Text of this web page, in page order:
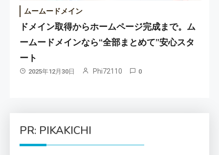
ムームードメイン
ドメイン取得からホームページ完成まで。ム
ームードメインなら“全部まとめて”安心スタ
ート
2025年12月30日 Phi72110 0
PR: PIKAKICHI